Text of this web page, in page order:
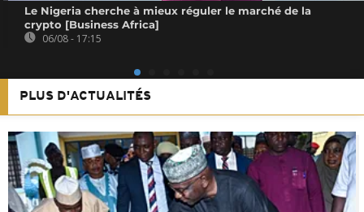
Le Nigeria cherche à mieux réguler le marché de la
crypto [Business Africa]
06/08 - 17:15
PLUS D'ACTUALITÉS